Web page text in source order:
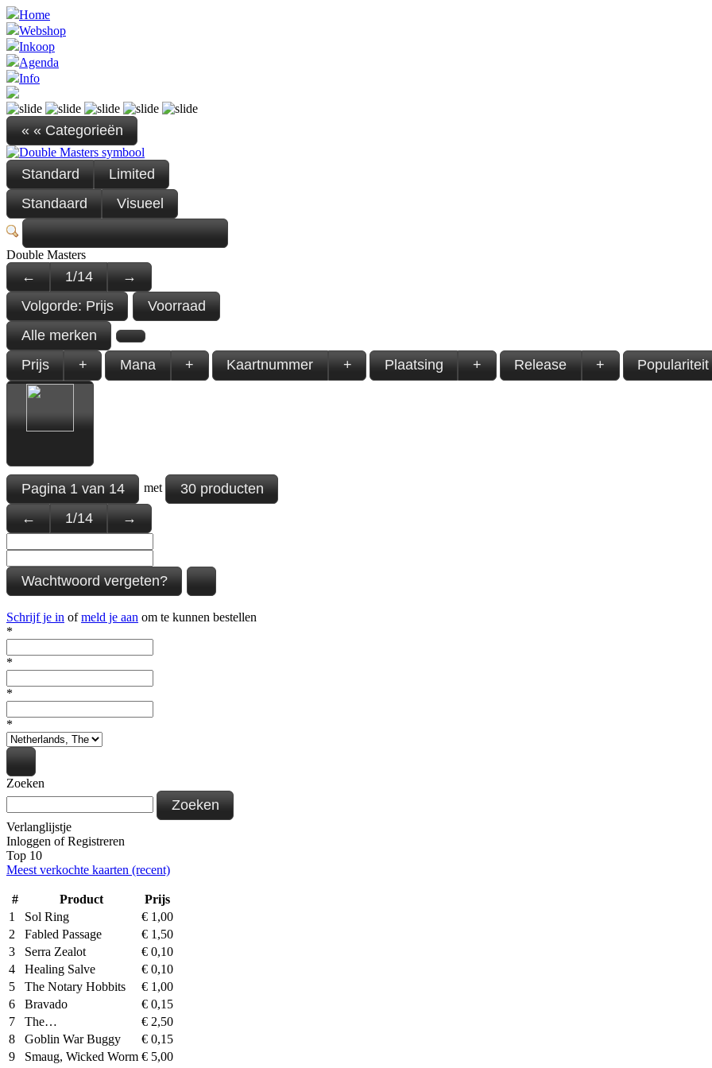
Home
Webshop
Inkoop
Agenda
Info
« « Categorieën
Standard
Limited
Standaard
Visueel
Double Masters
← 1/14
→
Volgorde: Prijs
Voorraad
Alle merken
Prijs
+ Mana + Kaartnummer + Plaatsing + Release + Populariteit
Pagina1van14 met
30 producten
←
1/14 →
Wachtwoord vergeten?
Schrijf je in ofmeld je aan om te kunnen bestellen
*
*
*
*
Zoeken
Zoeken
Verlanglijstje
Inloggen ofRegistreren
Top 10
Meest verkochte kaarten (recent)
# Product
Prijs
1
Sol Ring € 1,00
2
Fabled Passage € 1,50
3
Serra Zealot € 0,10
4
Healing Salve € 0,10
5
The Notary Hobbits € 1,00
6
Bravado € 0,15
7
The… € 2,50
8
Goblin War Buggy € 0,15
9
Smaug, Wicked Worm € 5,00